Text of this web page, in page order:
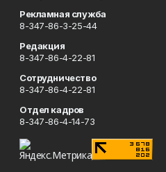
Рекламная служба
8-347-86-3-25-44
Редакция
8-347-86-4-22-81
Сотрудничество
8-347-86-4-22-81
Отдел кадров
8-347-86-4-14-73